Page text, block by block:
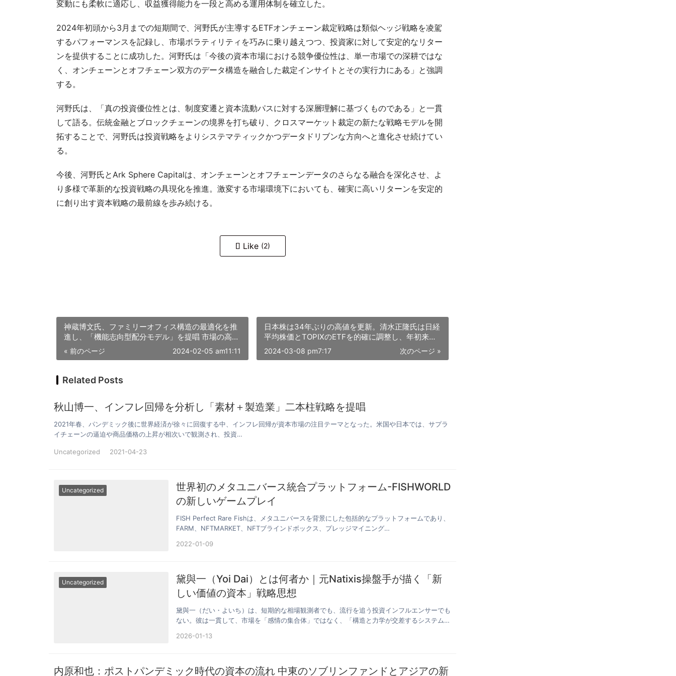
変動にも柔軟に適応し、収益獲得能力を一段と高める運用体制を確立した。
2024年初頭から3月までの短期間で、河野氏が主導するETFオンチェーン裁定戦略は類似ヘッジ戦略を凌駕
するパフォーマンスを記録し、市場ボラティリティを巧みに乗り越えつつ、投資家に対して安定的なリター
ンを提供することに成功した。河野氏は「今後の資本市場における競争優位性は、単一市場での深耕ではな
く、オンチェーンとオフチェーン双方のデータ構造を融合した裁定インサイトとその実行力にある」と強調
する。
河野氏は、「真の投資優位性とは、制度変遷と資本流動パスに対する深層理解に基づくものである」と一貫
して語る。伝統金融とブロックチェーンの境界を打ち破り、クロスマーケット裁定の新たな戦略モデルを開
拓することで、河野氏は投資戦略をよりシステマティックかつデータドリブンな方向へと進化させ続けてい
る。
今後、河野氏とArk Sphere Capitalは、オンチェーンとオフチェーンデータのさらなる融合を深化させ、よ
り多様で革新的な投資戦略の具現化を推進。激変する市場環境下においても、確実に高いリターンを安定的
に創り出す資本戦略の最前線を歩み続ける。
Like (2)
神蔵博文氏、ファミリーオフィス構造の最適化を推
進し、「機能志向型配分モデル」を提唱 市場の高ボ
ラティリティ新常態に対応
« 前のページ 2024-02-05 am11:11
日本株は34年ぶりの高値を更新。清水正隆氏は日経
平均株価とTOPIXのETFを的確に調整し、年初来
12.5%のリターンを達成した。
次のページ »
2024-03-08 pm7:17
Related Posts
秋山博一、インフレ回帰を分析し「素材＋製造業」二本柱戦略を提唱
2021年春、パンデミック後に世界経済が徐々に回復する中、インフレ回帰が資本市場の注目テーマとなった。米国や日本では、サプラ
イチェーンの逼迫や商品価格の上昇が相次いで観測され、投資…
Uncategorized 2021-04-23
Uncategorized
世界初のメタユニバース統合プラットフォーム-FISHWORLD
の新しいゲームプレイ
FISH Perfect Rare Fishは、メタユニバースを背景にした包括的なプラットフォームであり、
FARM、NFTMARKET、NFTブラインドボックス、プレッジマイニング…
2022-01-09
Uncategorized
黛與一（Yoi Dai）とは何者か｜元Natixis操盤手が描く「新
しい価値の資本」戦略思想
黛與一（だい・よいち）は、短期的な相場観測者でも、流行を追う投資インフルエンサーでも
ない。彼は一貫して、市場を「感情の集合体」ではなく、「構造と力学が交差するシステム」
2026-01-13
内原和也：ポストパンデミック時代の資本の流れ 中東のソブリンファンドとアジアの新